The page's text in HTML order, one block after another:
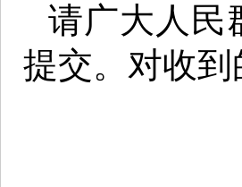
请广大人民
提交。对收